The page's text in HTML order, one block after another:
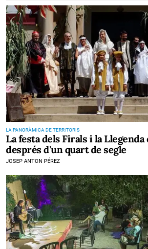
LA PANORÀMICA DE TERRITORIS
La festa dels Firals i la Llegenda
després d'un quart de segle
JOSEP ANTON PÉREZ